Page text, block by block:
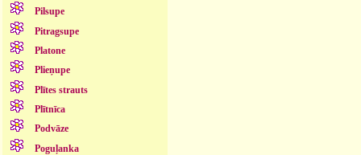
Pilsupe
Pitragsupe
Platone
Plieņupe
Plītes strauts
Plītnīca
Podvāze
Poguļanka